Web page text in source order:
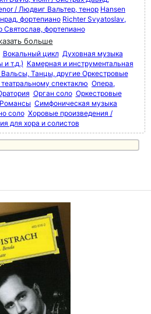
/ Людвиг Вальтер, тенор Hansen
фортепиано Richter Svyatoslav,
Святослав, фортепиано
больше
Вокальный цикл Духовная музыка
и т.д.) Камерная и инструментальная
Танцы, другие Оркестровые
спектаклю Опера,
Орган соло Оркестровые
Симфоническая музыка
соло Хоровые произведения /
для хора и солистов